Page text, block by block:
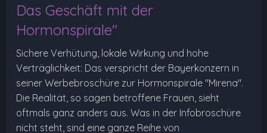
Das Geschäft mit der
Hormonspirale"
Sichere Verhütung, lokale Wirkung und hohe
Verträglichkeit: Das verspricht der Bayerkonzern in
seiner Werbebroschüre zur Hormonspirale "Mirena".
Die Realität, so sagen betroffene Frauen, sieht
oftmals ganz anders aus. Was in der Infobroschüre
nicht steht, sind eine ganze Reihe von